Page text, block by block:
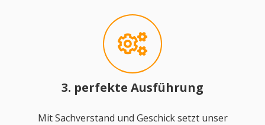
3. perfekte Ausführung
Mit Sachverstand und Geschick setzt unser